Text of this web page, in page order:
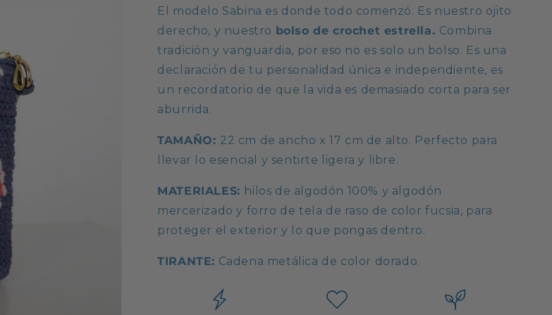
El modelo Sabina es donde todo comenzó. Es nuestro ojito
derecho, y nuestro bolso de crochet estrella. Combina
tradición y vanguardia, por eso no es solo un bolso. Es una
declaración de tu personalidad única e independiente, es
un recordatorio de que la vida es demasiado corta para ser
aburrida.
TAMAÑO: 22 cm de ancho x 17 cm de alto. Perfecto para
llevar lo esencial y sentirte ligera y libre.
MATERIALES: hilos de algodón 100% y algodón
mercerizado y forro de tela de raso de color fucsia, para
proteger el exterior y lo que pongas dentro.
TIRANTE: Cadena metálica de color dorado.